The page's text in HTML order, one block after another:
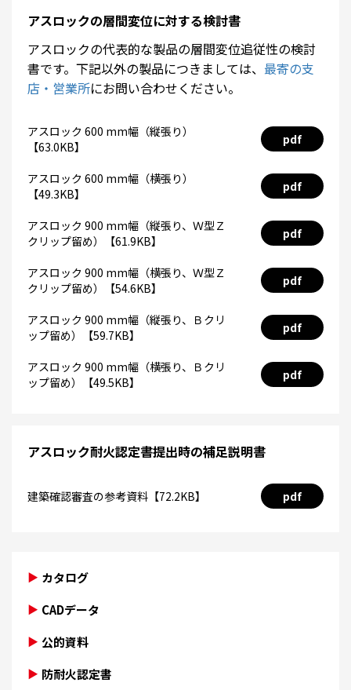
アスロックの層間変位に対する検討書
アスロックの代表的な製品の層間変位追従性の検討
書です。下記以外の製品につきましては、 最寄の支
店・営業所にお問い合わせください。
アスロック 600 mm幅（縦張り）
【63.0KB】
pdf
アスロック 600 mm幅（横張り）
【49.3KB】
pdf
アスロック 900 mm幅（縦張り、Ｗ型Ｚ
クリップ留め）【61.9KB】
pdf
アスロック 900 mm幅（横張り、Ｗ型Ｚ
クリップ留め）【54.6KB】
pdf
アスロック 900 mm幅（縦張り、Ｂクリ
ップ留め）【59.7KB】
pdf
アスロック 900 mm幅（横張り、Ｂクリ
ップ留め）【49.5KB】
pdf
アスロック耐火認定書提出時の補足説明書
建築確認審査の参考資料【72.2KB】 pdf
カタログ
CADデータ
公的資料
防耐火認定書